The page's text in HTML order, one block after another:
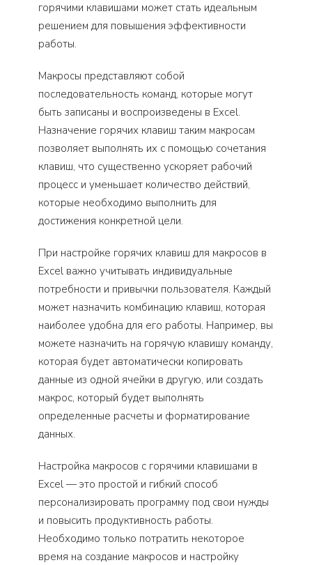
горячими клавишами может стать идеальным
решением для повышения эффективности
работы.
Макросы представляют собой
последовательность команд, которые могут
быть записаны и воспроизведены в Excel.
Назначение горячих клавиш таким макросам
позволяет выполнять их с помощью сочетания
клавиш, что существенно ускоряет рабочий
процесс и уменьшает количество действий,
которые необходимо выполнить для
достижения конкретной цели.
При настройке горячих клавиш для макросов в
Excel важно учитывать индивидуальные
потребности и привычки пользователя. Каждый
может назначить комбинацию клавиш, которая
наиболее удобна для его работы. Например, вы
можете назначить на горячую клавишу команду,
которая будет автоматически копировать
данные из одной ячейки в другую, или создать
макрос, который будет выполнять
определенные расчеты и форматирование
данных.
Настройка макросов с горячими клавишами в
Excel — это простой и гибкий способ
персонализировать программу под свои нужды
и повысить продуктивность работы.
Необходимо только потратить некоторое
время на создание макросов и настройку